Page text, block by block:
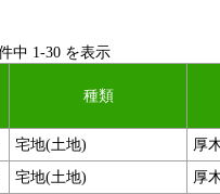
中 1-30 を表示
種類
宅地(土地) 厚
宅地(土地) 厚